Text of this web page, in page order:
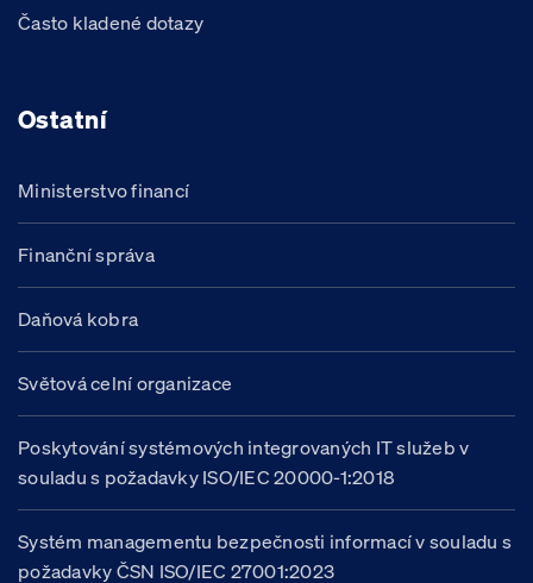
Často kladené dotazy
Ostatní
Ministerstvo financí
Finanční správa
Daňová kobra
Světová celní organizace
Poskytování systémových integrovaných IT služeb v
souladu s požadavky ISO/IEC 20000-1:2018
Systém managementu bezpečnosti informací v souladu s
požadavky ČSN ISO/IEC 27001:2023